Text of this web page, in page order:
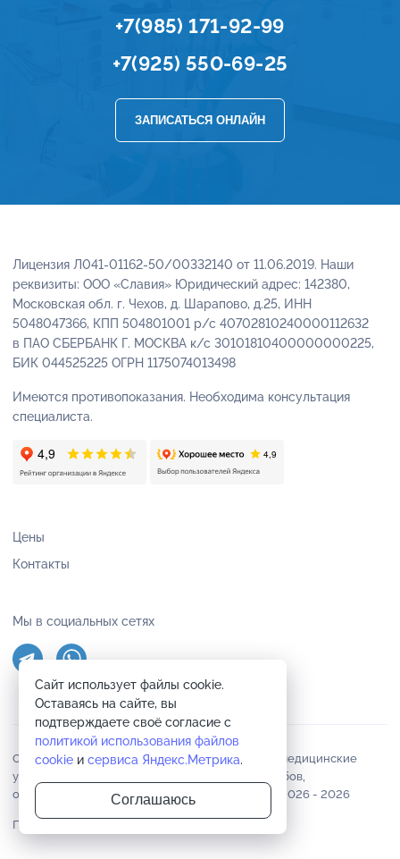
+7(985) 171-92-99
+7(925) 550-69-25
ЗАПИСАТЬСЯ ОНЛАЙН
Лицензия Л041-01162-50/00332140 от 11.06.2019. Наши
реквизиты: ООО «Славия» Юридический адрес: 142380,
Московская обл. г. Чехов, д. Шарапово, д.25, ИНН
5048047366, КПП 504801001 р/с 40702810240000112632
в ПАО СБЕРБАНК Г. МОСКВА к/с 30101810400000000225,
БИК 044525225 ОГРН 1175074013498
Имеются противопоказания. Необходима консультация
специалиста.
Цены
Контакты
Мы в социальных сетях
Стоматология НИКА в городе Чехов оказывает медицинские
услуги по лечению, удалению и профгигиене зубов,
ортопедическая стоматология, имплантация © 2026 - 2026
Политика конфиденциальности
Сайт использует файлы cookie.
Оставаясь на сайте, вы
подтверждаете своё согласие с
политикой использования файлов
cookieи сервиса Яндекс.Метрика.
Соглашаюсь